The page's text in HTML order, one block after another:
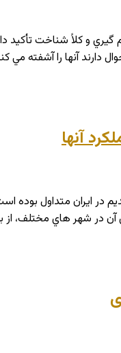
و كلاً شناخت تأكيد
دارند آنها را آشفته مي
آنها
در ايران متداول
آن در شهر هاي مختلف، از